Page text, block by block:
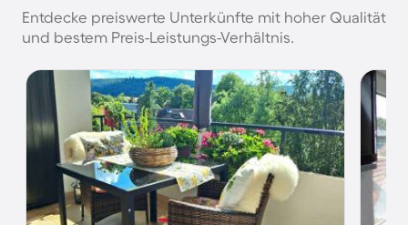
Entdecke preiswerte Unterkünfte mit hoher Qualität
und bestem Preis-Leistungs-Verhältnis.